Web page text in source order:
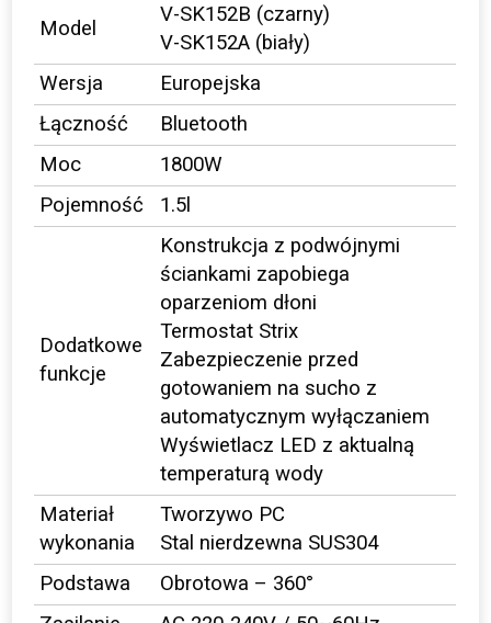
Model
V-SK152B (czarny)
V-SK152A (biały)
Wersja
Europejska
Łączność
Bluetooth
Moc
1800W
Pojemność
1.5l
Dodatkowe
funkcje
Konstrukcja z podwójnymi
ściankami zapobiega
oparzeniom dłoni
Termostat Strix
Zabezpieczenie przed
gotowaniem na sucho z
automatycznym wyłączaniem
Wyświetlacz LED z aktualną
temperaturą wody
Materiał
wykonania
Tworzywo PC
Stal nierdzewna SUS304
Podstawa
Obrotowa – 360°